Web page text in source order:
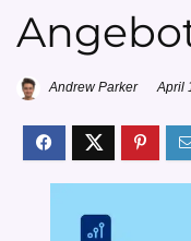
Andrew Parker April